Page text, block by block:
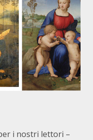
i nostri lettori –